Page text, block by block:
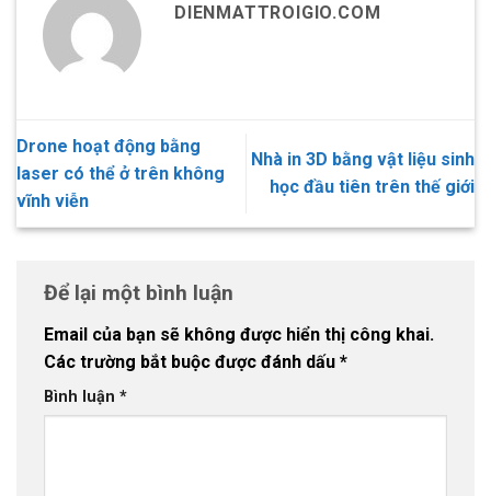
DIENMATTROIGIO.COM
Drone hoạt động bằng
laser có thể ở trên không
vĩnh viễn
Nhà in 3D bằng vật liệu sinh
học đầu tiên trên thế giới
Để lại một bình luận
Email của bạn sẽ không được hiển thị công khai.
Các trường bắt buộc được đánh dấu *
Bình luận *